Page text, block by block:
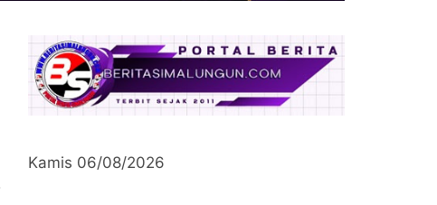
Kamis 06/08/2026